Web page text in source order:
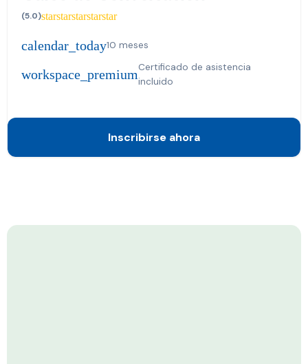
(5.0)starstarstarstarstar
calendar_today10 meses
workspace_premiumCertificado de asistencia
incluido
Inscribirse ahora